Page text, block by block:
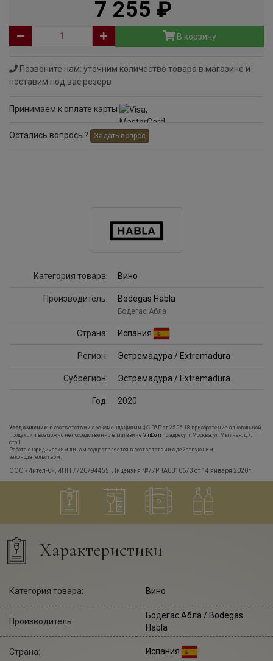
7 255
В корзину
Позвоните нам: уточним количество товара в магазине и
поставим под вас резерв
Принимаем к оплате карты
Остались вопросы? Задать вопрос
Категория товара: Вино
Производитель: Bodegas Habla
Бодегас Абла
Страна: Испания
Регион: Эстремадура / Extremadura
Субрегион: Эстремадура / Extremadura
Год: 2020
Уведомление: в соответствии с рекомендациями ФС РАР от 25.06.18 приобретение алкогольной
продукции возможно непосредственно в магазине VinDom по адресу: г.Москва, ул.Мытная, д.7,
стр.1
Работа с юридическим лицам осуществляется в соответствии с действующим
законодательством.
ООО «Интел-С», ИНН 7720794455, Лицензия №77РПА0010673 от 14 января 2020г.
Характеристики
Категория товара: Вино
Производитель:
Бодегас Абла / Bodegas
Habla
Страна: Испания